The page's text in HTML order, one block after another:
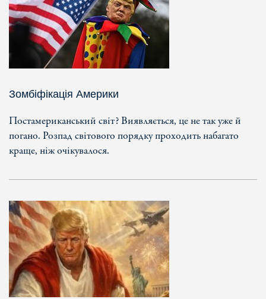
Зомбіфікація Америки
Постамериканський світ? Виявляється, це не так уже й
погано. Розпад світового порядку проходить набагато
краще, ніж очікувалося.